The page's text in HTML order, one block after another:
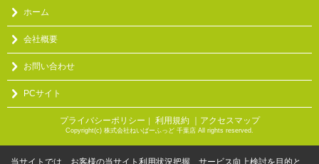
ホーム
会社概要
お問い合わせ
PCサイト
プライバシーポリシー ｜ 利用規約 ｜アクセスマップ
Copyright(c) 株式会社ねいばーふっど 千葉店 All rights reserved.
当サイトでは、お客様の当サイト利用状況把握、サービス向上検討を目的と